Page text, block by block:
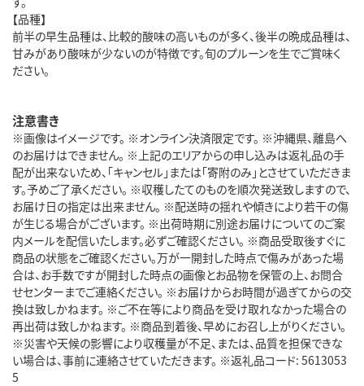
【品種】
前半の早生品種は、比較的酸味の高いものが多く、後半の晩成品種は、
甘みがあり酸味が少ないのが特徴です。旬のプルーンを生でご賞味く
ださい。
注意書き
※画像はイメージです。 ※オンライン決済限定です。 ※沖縄県、離島へ
のお届けはできません。 ※上記のエリアからの申し込みは返礼品の手
配が出来ないため、「キャンセル」または「寄附のみ」とさせていただきま
す。予めご了承ください。 ※収穫したてのものを順次発送致しますので、
お届け日の指定は出来ません。 ※配送時の揺れや傾きにより若干の傷
が生じる場合がございます。 ※出荷時期に別途お届けについてのご案
内メールを配信いたします。必ずご確認ください。 ※商品受取後すぐに
商品の状態をご確認ください。万が一開封した時点で傷みがあった場
合は、お手数ですが開封した時点の画像とお品物を保管の上、お問合
せセンターまでご連絡ください。 ※お届けからお時間が過ぎてからの交
換は致しかねます。 ※ご不在等により商品を受け取れなかった場合の
再出荷は致しかねます。 ※商品到着後、早めにお召し上がりください。
※災害や天候の影響により収穫量が不足、または、品質を担保できな
い場合は、事前に連絡させていただきます。 ※返礼品コード: 5613053
5